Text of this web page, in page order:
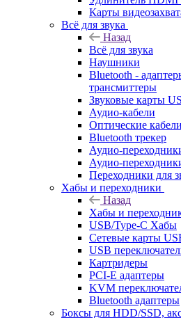
Карты
Всё для звука
Назад
Всё для звука
Наушники
Bluetooth -
трансмиттеры
Звуковые карты
Аудио-кабели
Оптические
Bluetooth трекер
Аудио-
Аудио-
Переходники для
Хабы и переходники
Назад
Хабы и
USB/Type-C Хабы
Сетевые карты
USB
Картридеры
PCI-E адаптеры
KVM
Bluetooth адаптеры
Боксы для HDD/SSD,